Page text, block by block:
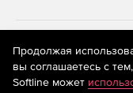
На информационном
рекомендательные
предоставления
систематизации и
Продолжая
вы соглашаетесь с
Softline может